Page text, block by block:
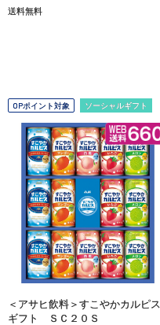
送料無料
OPポイント対象 ソーシャルギフト
＜アサヒ飲料＞すこやかカルピス
ギフト ＳＣ２０Ｓ